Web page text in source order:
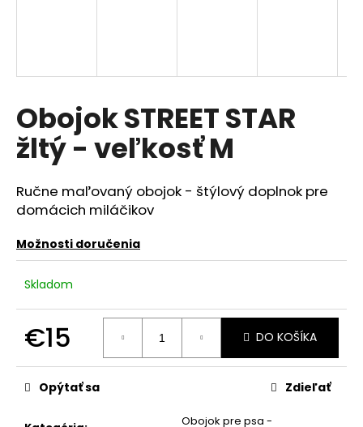
Obojok STREET STAR
žltý - veľkosť M
Ručne maľovaný obojok - štýlový doplnok pre
domácich miláčikov
Možnosti doručenia
Skladom
€15
cena:
DO KOŠÍKA
Obojok pre psa -
Opýtať sa Zdieľať
ť
?
HĽADAŤ
O
d
p
o
ú
č
a
e